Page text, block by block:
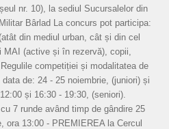
nr. 10), la sediul Sucursalelor din
Bârlad La concurs pot participa:
din mediul urban, cât și din cel
MAI (active și în rezervă), copii,
competiției și modalitatea de
de: 24 - 25 noiembrie, (juniori) și
și 16:30 - 19:30, (seniori).
7 runde având timp de gândire 25
ora 13:00 - PREMIEREA la Cercul